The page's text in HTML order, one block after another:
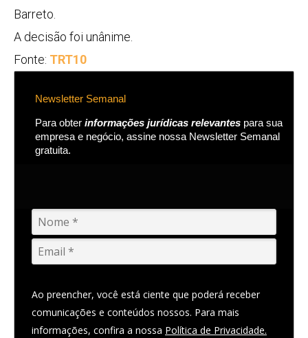
Barreto.
A decisão foi unânime.
Fonte: TRT10
Newsletter Semanal
Para obter informações jurídicas relevantes para sua
empresa e negócio, assine nossa Newsletter Semanal
gratuita.
Ao preencher, você está ciente que poderá receber
comunicações e conteúdos nossos. Para mais
informações, confira a nossa Política de Privacidade.